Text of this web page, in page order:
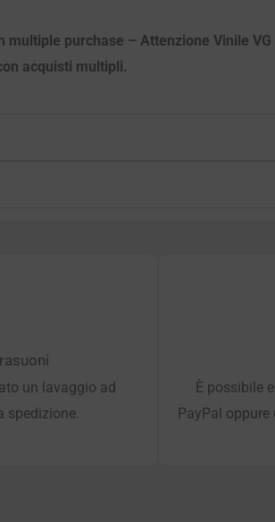
purchase – Attenzione Vinile
acquisti multipli.
un lavaggio ad
spedizione.
È possibile
PayPal